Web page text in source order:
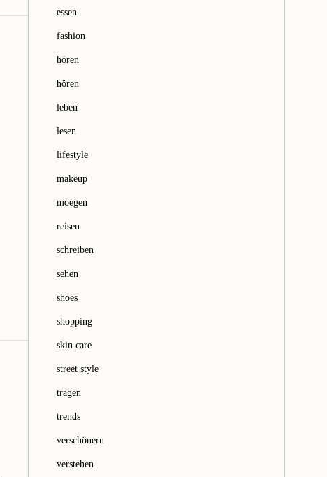
essen
fashion
hören
hören
leben
lesen
lifestyle
makeup
moegen
reisen
schreiben
sehen
shoes
shopping
skin care
street style
tragen
trends
verschönern
verstehen